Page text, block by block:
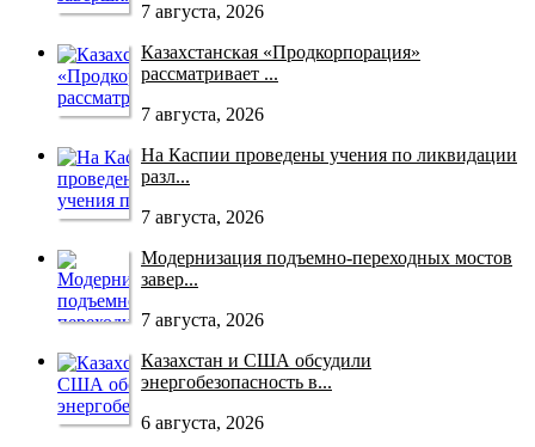
7 августа, 2026
Казахстанская «Продкорпорация»
рассматривает ...
7 августа, 2026
На Каспии проведены учения по ликвидации
разл...
7 августа, 2026
Модернизация подъемно-переходных мостов
завер...
7 августа, 2026
Казахстан и США обсудили
энергобезопасность в...
6 августа, 2026